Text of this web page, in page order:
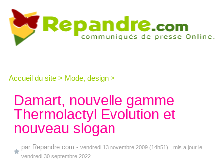
Accueil du site > Mode, design >
Damart, nouvelle gamme
Thermolactyl Evolution et
nouveau slogan
par Repandre.com - vendredi 13 novembre 2009 (14h51)
, mis a jour le
vendredi 30 septembre 2022